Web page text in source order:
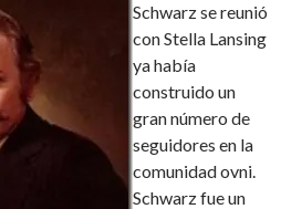
Schwarz se reunió
con Stella Lansing
ya había
construido un
gran número de
seguidores en la
comunidad ovni.
Schwarz fue un